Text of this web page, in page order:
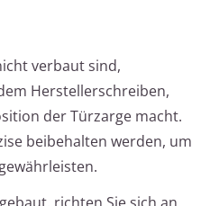
verbaut sind,
Herstellerschreiben,
der Türzarge macht.
beibehalten werden, um